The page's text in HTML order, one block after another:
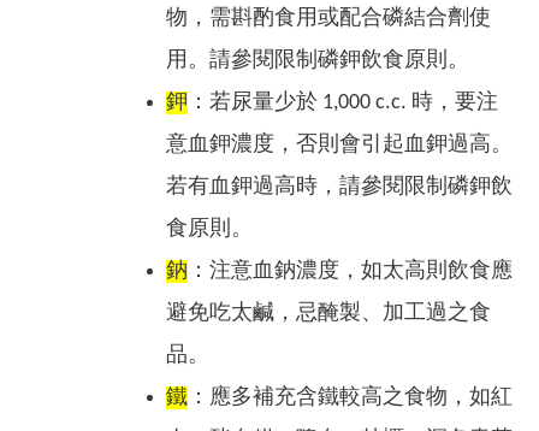
物，需斟酌食用或配合磷結合劑使
用。請參閱限制磷鉀飲食原則。
鉀 ：若尿量少於 1,000 c.c. 時，要注
意血鉀濃度，否則會引起血鉀過高。
若有血鉀過高時，請參閱限制磷鉀飲
食原則。
鈉 ：注意血鈉濃度，如太高則飲食應
避免吃太鹹，忌醃製、加工過之食
品。
鐵 ：應多補充含鐵較高之食物，如紅